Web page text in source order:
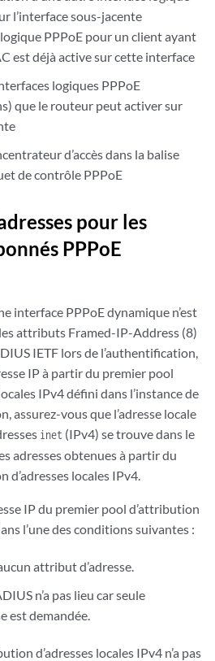
l’interface sous-jacente
PPPoE pour un client ayant
est déjà active sur cette interface
logiques PPPoE
que le routeur peut activer sur
d’accès dans la balise
de contrôle PPPoE
pour les
PPPoE
interface PPPoE dynamique n’est
attributs Framed-IP-Address (8)
IETF lors de l’authentification,
IP à partir du premier pool
IPv4 défini dans l’instance de
assurez-vous que l’adresse locale
inet (IPv4) se trouve dans le
adresses obtenues à partir du
d’adresses locales IPv4.
IP du premier pool d’attribution
l’une des conditions suivantes :
attribut d’adresse.
n’a pas lieu car seule
est demandée.
d’adresses locales IPv4 n’a pas